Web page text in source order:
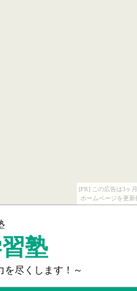
[PR] この広告は3ヶ
ホームページを更
塾
を尽くします！～